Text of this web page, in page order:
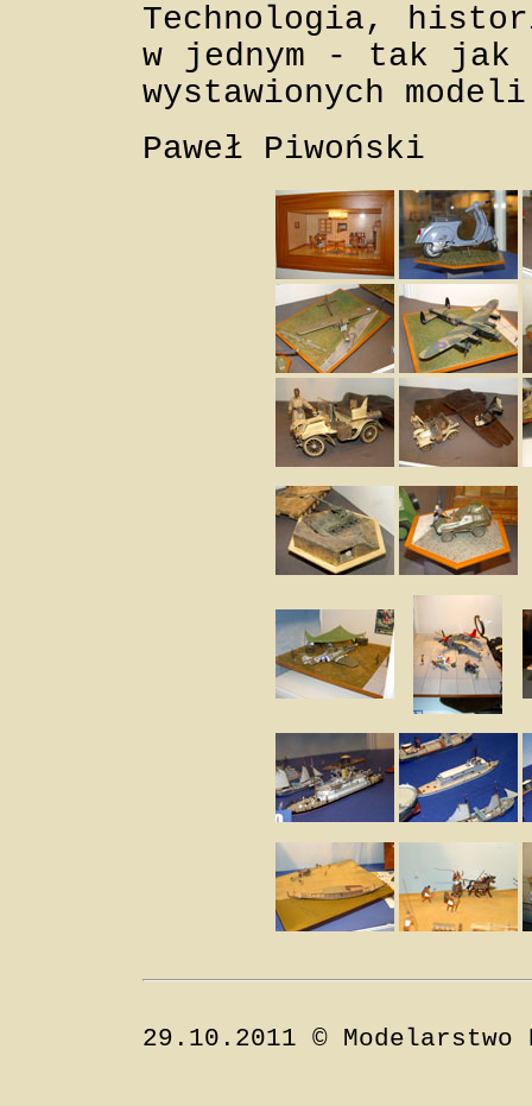
Technologia,
w jednym - tak jak
wystawionych
Paweł Piwoński
29.10.2011 © Modelarstwo